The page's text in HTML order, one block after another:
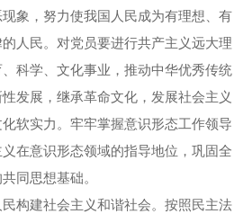
象，努力使我国人民成为有理想、有
人民。对党员要进行共产主义远大理
科学、文化事业，推动中华优秀传统
发展，继承革命文化，发展社会主义
软实力。牢牢掌握意识形态工作领导
在意识形态领域的指导地位，巩固全
同思想基础。
建社会主义和谐社会。按照民主法